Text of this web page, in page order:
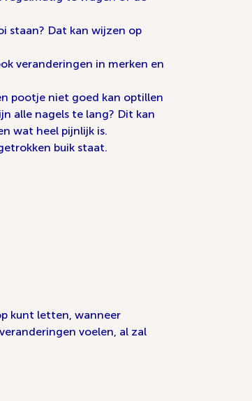
staan? Dat kan wijzen op
veranderingen in merken en
pootje niet goed kan optillen
alle nagels te lang? Dit kan
wat heel pijnlijk is.
buik staat.
kunt letten, wanneer
voelen, al zal